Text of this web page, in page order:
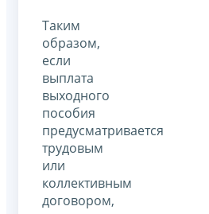
Таким
образом,
если
выплата
выходного
пособия
предусматривается
трудовым
или
коллективным
договором,